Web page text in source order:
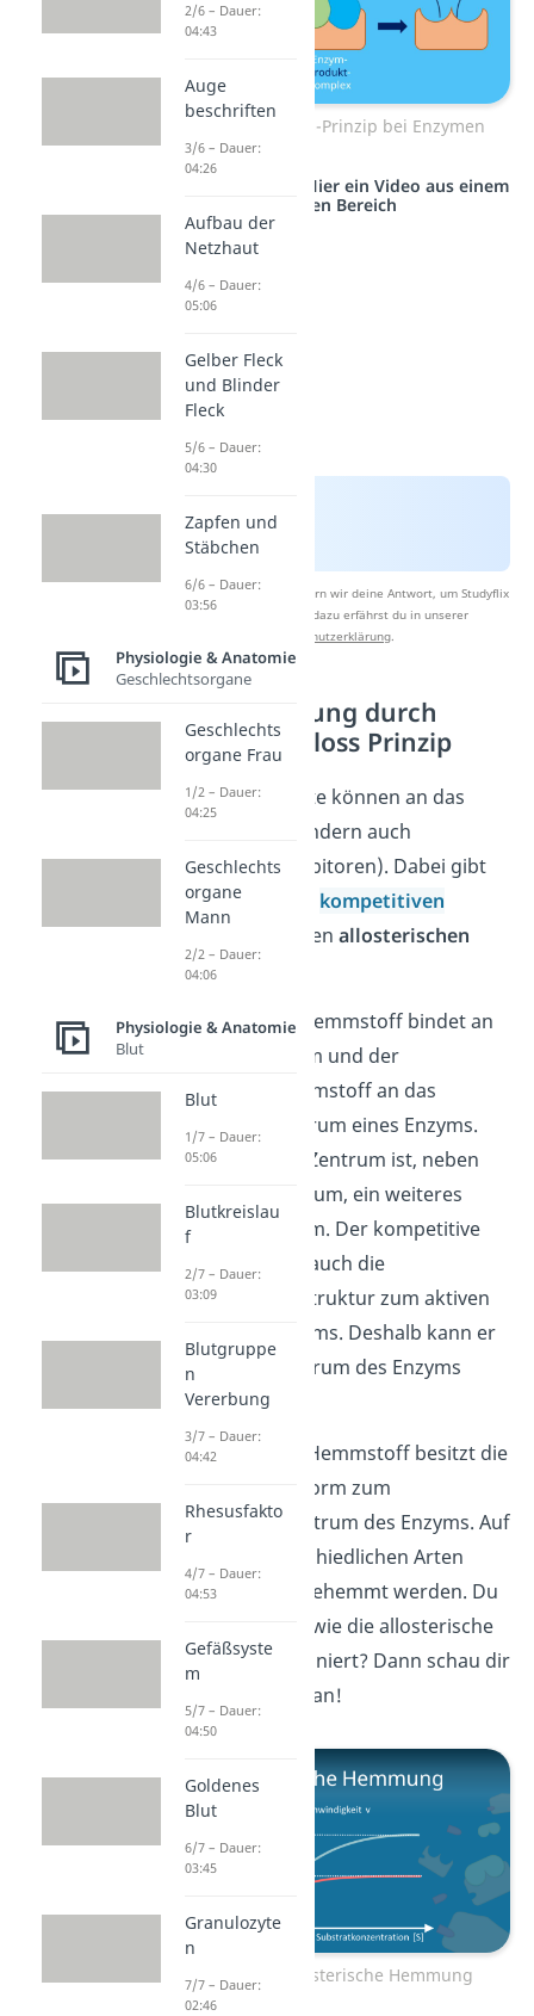
Schlüssel-Schloss-Prinzip bei Enzymen
Studyflix vernetzt: Hier ein Video aus einem
anderen Bereich
Nach Beantwortung speichern wir deine Antwort, um Studyflix
zu verbessern. Mehr dazu erfährst du in unserer
Datenschutzerklärung.
Enzymhemmung durch
Schlüssel Schloss Prinzip
Nicht nur Substrate können an das
Enzym binden, sondern auch
Hemmstoffe (Inhibitoren). Dabei gibt
es zwei Arten: den kompetitiven
Hemmstoff
und den allosterischen
Hemmstoff
Der kompetitive Hemmstoff bindet an
das aktive Zentrum und der
allosterische Hemmstoff an das
allosterische Zentrum eines Enzyms.
Das allosterische Zentrum ist, neben
dem aktiven Zentrum, ein weiteres
Zentrum am Enzym. Der kompetitive
Inhibitor hat also auch die
komplementäre Struktur zum aktiven
Zentrum des Enzyms. Deshalb kann er
an das aktive Zentrum des Enzyms
binden.
Der allosterische Hemmstoff besitzt die
komplementäre Form zum
allosterischen Zentrum des Enzyms. Auf
diese zwei unterschiedlichen Arten
kann das Enzym gehemmt werden. Du
möchtest wissen, wie die allosterische
Hemmung funktioniert? Dann schau dir
dazu an!
Zum Video: Allosterische Hemmung
2/6 – Dauer:
04:43
Auge
beschriften
3/6 – Dauer:
04:26
Aufbau der
Netzhaut
4/6 – Dauer:
05:06
Gelber Fleck
und Blinder
Fleck
5/6 – Dauer:
04:30
Zapfen und
Stäbchen
6/6 – Dauer:
03:56
Physiologie & Anatomie
Geschlechtsorgane
Geschlechts
organe Frau
1/2 – Dauer:
04:25
Geschlechts
organe
Mann
2/2 – Dauer:
04:06
Physiologie & Anatomie
Blut
Blut
1/7 – Dauer:
05:06
Blutkreislau
f
2/7 – Dauer:
03:09
Blutgruppe
n
Vererbung
3/7 – Dauer:
04:42
Rhesusfakto
r
4/7 – Dauer:
04:53
Gefäßsyste
m
5/7 – Dauer:
04:50
Goldenes
Blut
6/7 – Dauer:
03:45
Granulozyte
n
7/7 – Dauer:
02:46